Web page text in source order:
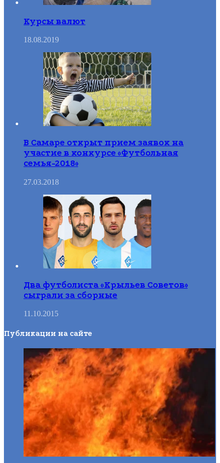
Курсы валют
18.08.2019
В Самаре открыт прием заявок на
участие в конкурсе «Футбольная
семья-2018»
27.03.2018
Два футболиста «Крыльев Советов»
сыграли за сборные
11.10.2015
Публикации на сайте